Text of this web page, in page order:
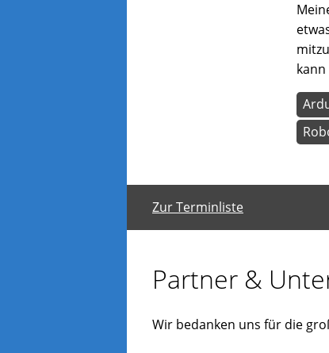
Zur Terminliste
Partner &
Wir bedanken uns für die